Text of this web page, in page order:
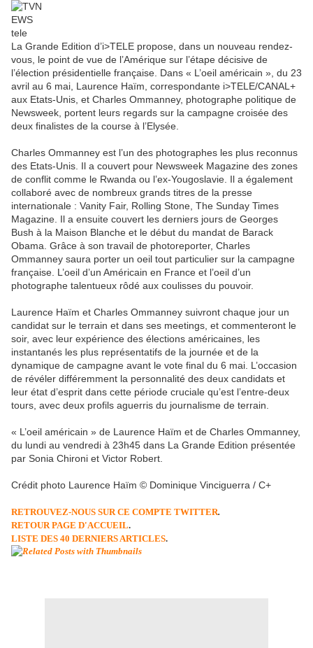
La Grande Edition d’i>TELE propose, dans un nouveau rendez-
vous, le point de vue de l’Amérique sur l’étape décisive de
l’élection présidentielle française. Dans « L’oeil américain », du 23
avril au 6 mai, Laurence Haïm, correspondante i>TELE/CANAL+
aux Etats-Unis, et Charles Ommanney, photographe politique de
Newsweek, portent leurs regards sur la campagne croisée des
deux finalistes de la course à l’Elysée.
Charles Ommanney est l’un des photographes les plus reconnus
des Etats-Unis. Il a couvert pour Newsweek Magazine des zones
de conflit comme le Rwanda ou l’ex-Yougoslavie. Il a également
collaboré avec de nombreux grands titres de la presse
internationale : Vanity Fair, Rolling Stone, The Sunday Times
Magazine. Il a ensuite couvert les derniers jours de Georges
Bush à la Maison Blanche et le début du mandat de Barack
Obama. Grâce à son travail de photoreporter, Charles
Ommanney saura porter un oeil tout particulier sur la campagne
française. L’oeil d’un Américain en France et l’oeil d’un
photographe talentueux rôdé aux coulisses du pouvoir.
Laurence Haïm et Charles Ommanney suivront chaque jour un
candidat sur le terrain et dans ses meetings, et commenteront le
soir, avec leur expérience des élections américaines, les
instantanés les plus représentatifs de la journée et de la
dynamique de campagne avant le vote final du 6 mai. L’occasion
de révéler différemment la personnalité des deux candidats et
leur état d’esprit dans cette période cruciale qu’est l’entre-deux
tours, avec deux profils aguerris du journalisme de terrain.
« L’oeil américain » de Laurence Haïm et de Charles Ommanney,
du lundi au vendredi à 23h45 dans La Grande Edition présentée
par Sonia Chironi et Victor Robert.
Crédit photo Laurence Haïm © Dominique Vinciguerra / C+
RETROUVEZ-NOUS SUR CE COMPTE TWITTER.
RETOUR PAGE D'ACCUEIL.
LISTE DES 40 DERNIERS ARTICLES.